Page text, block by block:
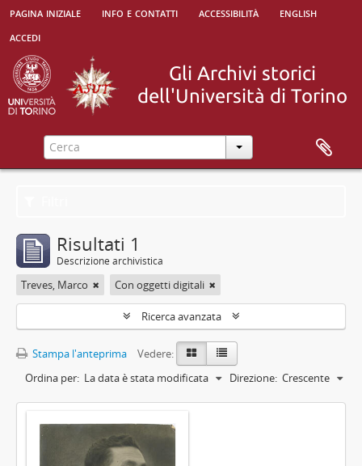
pagina iniziale info e contatti accessibilità
english
accedi
Risultati 1
Descrizione archivistica
Treves, Marco Con oggetti digitali
Ricerca avanzata
Stampa l'anteprima
Vedere:
Ordina per: La data è stata modificata Direzione: Crescente